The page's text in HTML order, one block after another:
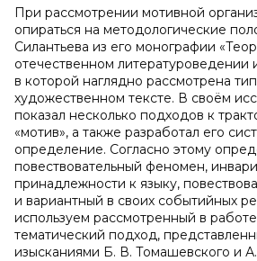
При рассмотрении мотивной
опираться на методологические
Силантьева из его монографии
отечественном литературоведении
в которой наглядно рассмотрена
художественном тексте. В своём
показал несколько подходов к
«мотив», а также разработал его
определение. Согласно этому
повествовательный феномен,
принадлежности к языку,
и вариантный в своих событийных
используем рассмотренный в
тематический подход,
изысканиями Б. В. Томашевского и